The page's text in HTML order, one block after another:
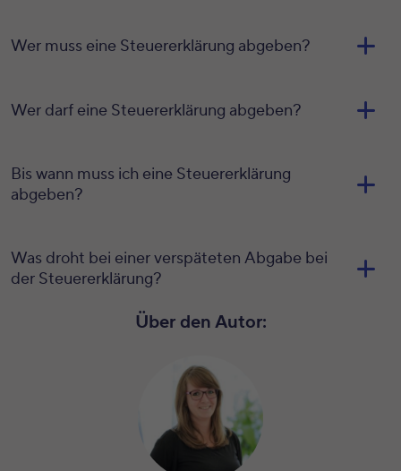
Wer muss eine Steuererklärung abgeben?
Wer darf eine Steuererklärung abgeben?
Bis wann muss ich eine Steuererklärung
abgeben?
Was droht bei einer verspäteten Abgabe bei
der Steuererklärung?
Über den Autor: